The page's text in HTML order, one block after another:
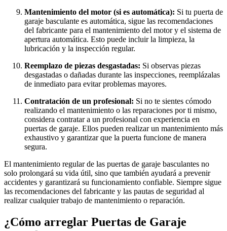
Mantenimiento del motor (si es automática): Si tu puerta de
garaje basculante es automática, sigue las recomendaciones
del fabricante para el mantenimiento del motor y el sistema de
apertura automática. Esto puede incluir la limpieza, la
lubricación y la inspección regular.
Reemplazo de piezas desgastadas: Si observas piezas
desgastadas o dañadas durante las inspecciones, reemplázalas
de inmediato para evitar problemas mayores.
Contratación de un profesional: Si no te sientes cómodo
realizando el mantenimiento o las reparaciones por ti mismo,
considera contratar a un profesional con experiencia en
puertas de garaje. Ellos pueden realizar un mantenimiento más
exhaustivo y garantizar que la puerta funcione de manera
segura.
El mantenimiento regular de las puertas de garaje basculantes no
solo prolongará su vida útil, sino que también ayudará a prevenir
accidentes y garantizará su funcionamiento confiable. Siempre sigue
las recomendaciones del fabricante y las pautas de seguridad al
realizar cualquier trabajo de mantenimiento o reparación.
¿Cómo arreglar Puertas de Garaje